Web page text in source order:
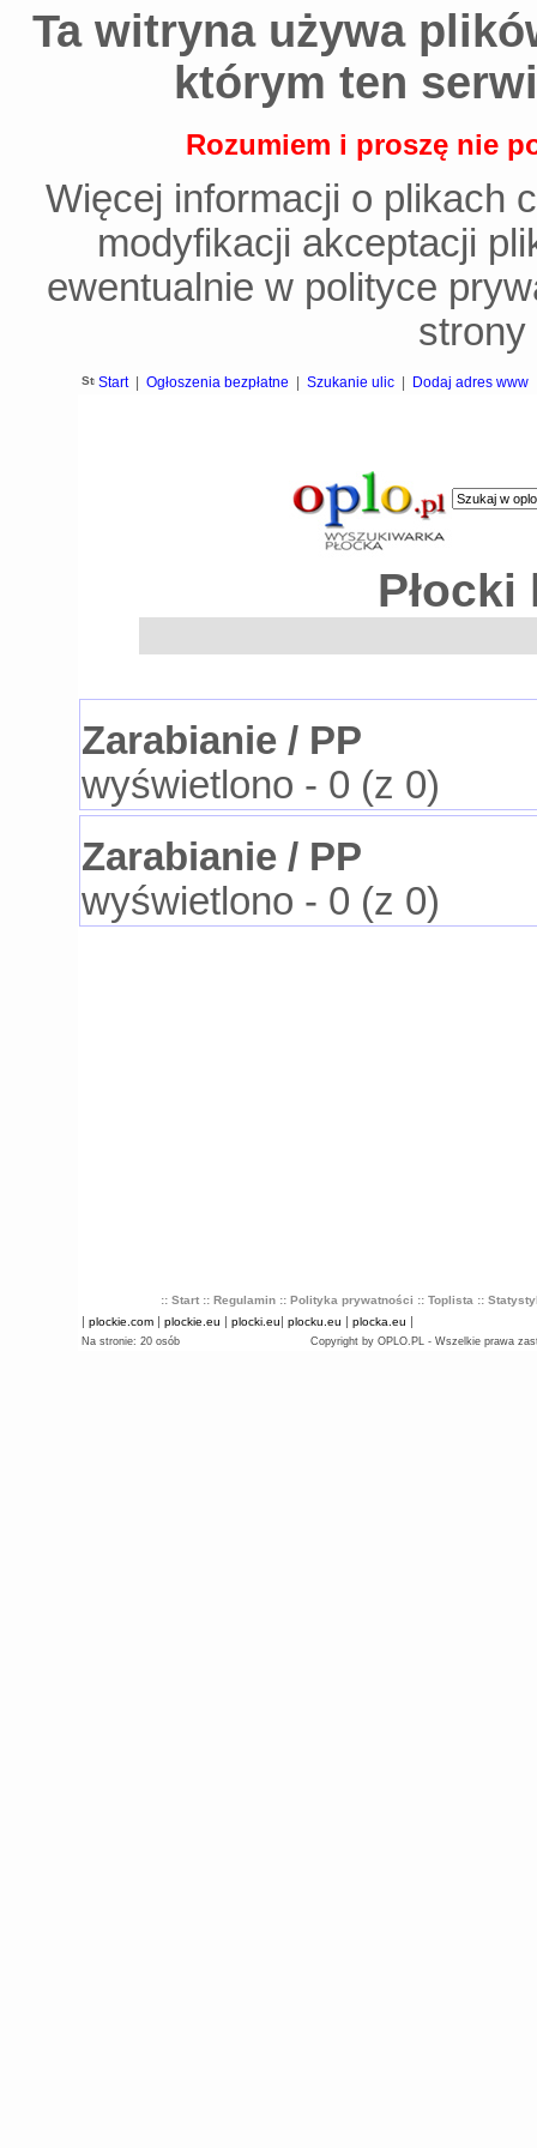
Ta witryna używa
którym ten
Rozumiem i proszę nie
Więcej informacji o plikach
modyfikacji akceptacji
ewentualnie w polityce
strony
Start| Ogłoszenia bezpłatne Szukanie ulic Dodaj adres www
Zarabianie / PP
wyświetlono - 0 (z 0)
Zarabianie / PP
wyświetlono - 0 (z 0)
:: Start :: Regulamin :: Polityka prywatności :: Toplista ::
plockie.com plockie.eu plocki.eu plocku.eu plocka.eu
Na stronie: 20 osób Copyright by OPLO.PL - Wszelkie prawa